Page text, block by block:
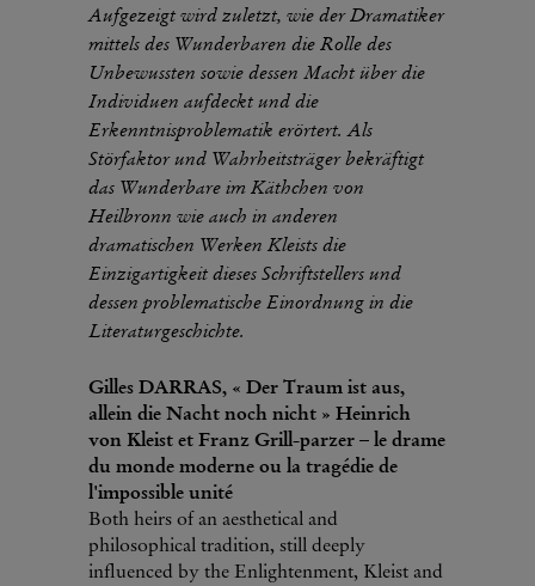
Aufgezeigt wird zuletzt, wie der Dramatiker
mittels des Wunderbaren die Rolle des
Unbewussten sowie dessen Macht über die
Individuen aufdeckt und die
Erkenntnisproblematik erörtert. Als
Störfaktor und Wahrheitsträger bekräftigt
das Wunderbare im Käthchen von
Heilbronn wie auch in anderen
dramatischen Werken Kleists die
Einzigartigkeit dieses Schriftstellers und
dessen problematische Einordnung in die
Literaturgeschichte.
Gilles DARRAS, « Der Traum ist aus,
allein die Nacht noch nicht » Heinrich
von Kleist et Franz Grill-parzer – le drame
du monde moderne ou la tragédie de
l'impossible unité
Both heirs of an aesthetical and
philosophical tradition, still deeply
influenced by the Enlightenment, Kleist and